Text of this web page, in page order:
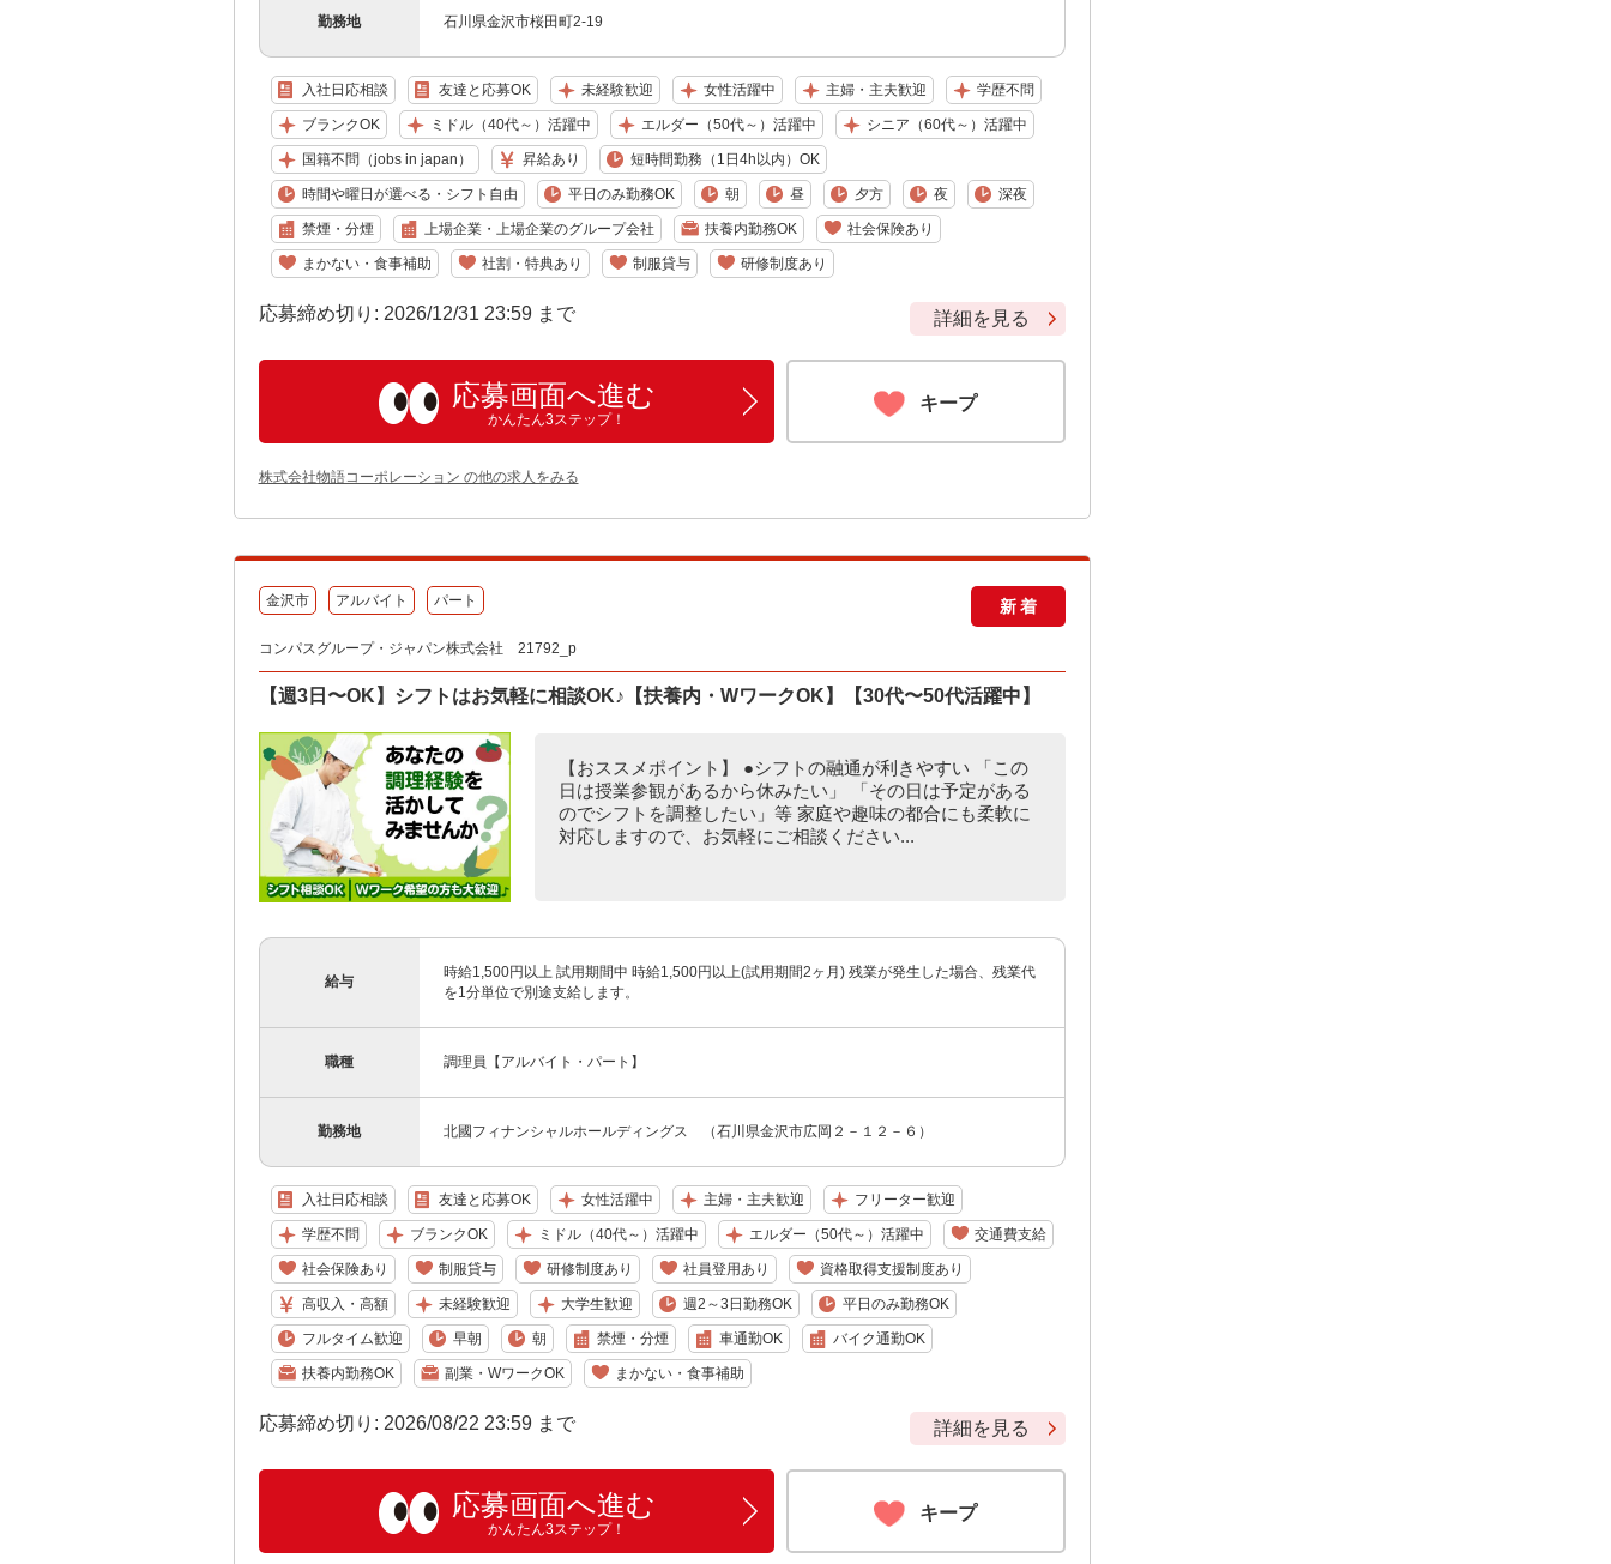
勤務地 石川県金沢市桜田町2-19
入社日応相談 友達と応募OK 未経験歓迎 女性活躍中 主婦・主夫歓迎 学歴不問
ブランクOK ミドル（40代～）活躍中 エルダー（50代～）活躍中 シニア（60代～）活躍中
国籍不問（jobs in japan） 昇給あり 短時間勤務（1日4h以内）OK
時間や曜日が選べる・シフト自由 平日のみ勤務OK 朝 昼 夕方 夜 深夜
禁煙・分煙 上場企業・上場企業のグループ会社 扶養内勤務OK 社会保険あり
まかない・食事補助 社割・特典あり 制服貸与 研修制度あり
応募締め切り: 2026/12/31 23:59 まで 詳細を見る
応募画面へ進む
かんたん3ステップ！
キープ
株式会社物語コーポレーション の他の求人をみる
金沢市 アルバイト パート 新着
コンパスグループ・ジャパン株式会社 21792_p
【週3日〜OK】シフトはお気軽に相談OK♪【扶養内・WワークOK】【30代〜50代活躍中】
【おススメポイント】 ●シフトの融通が利きやすい 「この
日は授業参観があるから休みたい」 「その日は予定がある
のでシフトを調整したい」等 家庭や趣味の都合にも柔軟に
対応しますので、お気軽にご相談ください...
給与
時給1,500円以上 試用期間中 時給1,500円以上(試用期間2ヶ月) 残業が発生した場合、残業代
を1分単位で別途支給します。
職種 調理員【アルバイト・パート】
勤務地 北國フィナンシャルホールディングス （石川県金沢市広岡２－１２－６）
入社日応相談 友達と応募OK 女性活躍中 主婦・主夫歓迎 フリーター歓迎
学歴不問 ブランクOK ミドル（40代～）活躍中 エルダー（50代～）活躍中 交通費支給
社会保険あり 制服貸与 研修制度あり 社員登用あり 資格取得支援制度あり
高収入・高額 未経験歓迎 大学生歓迎 週2～3日勤務OK 平日のみ勤務OK
フルタイム歓迎 早朝 朝 禁煙・分煙 車通勤OK バイク通勤OK
扶養内勤務OK 副業・WワークOK まかない・食事補助
応募締め切り: 2026/08/22 23:59 まで 詳細を見る
応募画面へ進む
かんたん3ステップ！
キープ